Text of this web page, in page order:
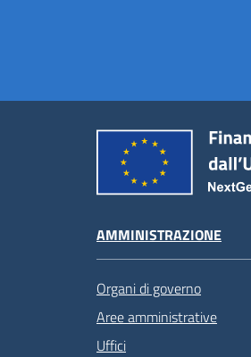
AMMINISTRAZIONE
Organi di governo
Aree amministrative
Uffici